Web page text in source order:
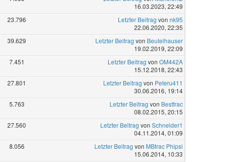
16.03.2023, 22:49
23.796 Letzter Beitrag von nk95
22.06.2020, 22:35
39.629 Letzter Beitrag von Beutelhauser
19.02.2019, 22:09
7.451 Letzter Beitrag von OM442A
15.12.2018, 22:43
27.801 Letzter Beitrag von Peteru411
30.06.2016, 19:14
5.763 Letzter Beitrag von Besttrac
08.02.2015, 20:15
27.560 Letzter Beitrag von Schneider1
04.11.2014, 01:09
8.056 Letzter Beitrag von MBtrac Phipsi
15.06.2014, 10:33